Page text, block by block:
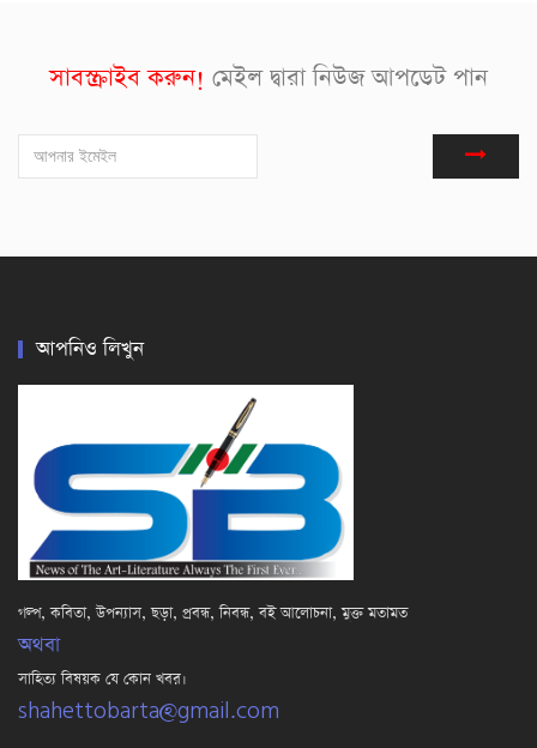
সাবস্ক্রাইব করুন! মেইল দ্বারা নিউজ আপডেট পান
আপনিও লিখুন
গল্প, কবিতা, উপন্যাস, ছড়া, প্রবন্ধ, নিবন্ধ, বই আলোচনা, মুক্ত মতামত
অথবা
সাহিত্য বিষয়ক যে কোন খবর।
shahettobarta@gmail.com